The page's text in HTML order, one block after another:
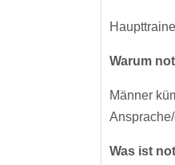
Warum
Männer
Was ist